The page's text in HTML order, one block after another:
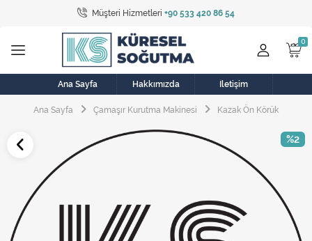
Müşteri Hizmetleri +90 533 420 86 54
Tüm Kategoriler
Bulaşık Makinesi
Buzdolabı
Çamaşır Kurutma Makinesi
Elektrikli Aksamlar
Elektrikli Süpürge
Ana Sayfa Hakkımızda İletişim
Ana Sayfa Çamaşır Kurutma Makinesi Kazak Ön Körük
%2